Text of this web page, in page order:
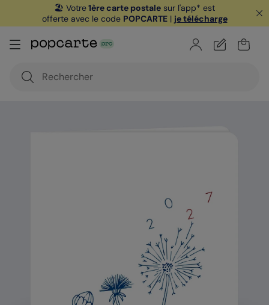
🏖️ Votre1ère carte postale sur l'app* est
offerte avec le code POPCARTE| je télécharge